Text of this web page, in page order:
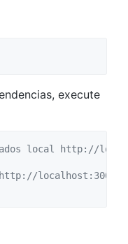
execute
local http://
localhost:3000/